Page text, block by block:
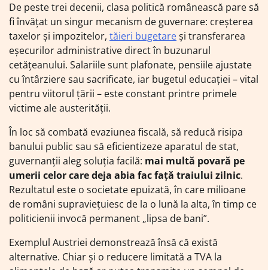
De peste trei decenii, clasa politică românească pare să
fi învățat un singur mecanism de guvernare: creșterea
taxelor și impozitelor, tăieri bugetareși transferarea
eșecurilor administrative direct în buzunarul
cetățeanului. Salariile sunt plafonate, pensiile ajustate
cu întârziere sau sacrificate, iar bugetul educației – vital
pentru viitorul țării – este constant printre primele
victime ale austerității.
În loc să combată evaziunea fiscală, să reducă risipa
banului public sau să eficientizeze aparatul de stat,
guvernanții aleg soluția facilă: mai multă povară pe
umerii celor care deja abia fac față traiului zilnic.
Rezultatul este o societate epuizată, în care milioane
de români supraviețuiesc de la o lună la alta, în timp ce
politicienii invocă permanent „lipsa de bani”.
Exemplul Austriei demonstrează însă că există
alternative. Chiar și o reducere limitată a TVA la